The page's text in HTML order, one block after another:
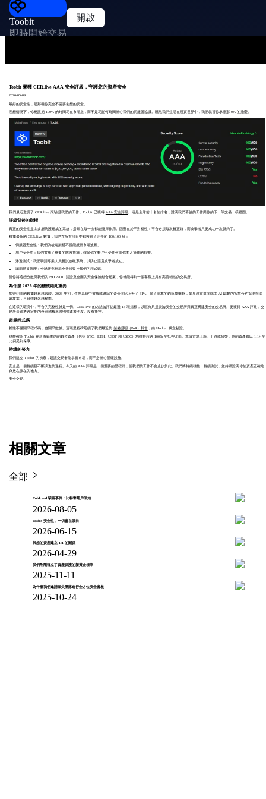
Toobit
即時開始交易
開啟
Toobit 榮獲 CER.live AAA 安全評級，守護您的資產安全
2026-05-09
最好的安全性，是那種你完全不需要去想的安全。
理想情況下，你應該把 100% 的時間花在市場上，而不是花任何時間擔心我們的伺服器協議。既然我們生活在現實世界中，我們就替你承擔那 0% 的擔憂。
我們最近邀請了 CER.live來驗證我們的工作，Toobit 已獲得 AAA 安全評級 。這是全球前十名的排名，證明我們幕後的工作與你的下一筆交易一樣穩固。
評級背後的指標
真正的安全性是由多層防護組成的系統，必須在每一次都能發揮作用。困難在於不對稱性：平台必須每次都正確，而攻擊者只要成功一次就夠了。
根據最新的 CER.live 數據，我們在所有項目中都獲得了完美的 100/100 分：
伺服器安全性：我們的後端架構不僅能抵禦市場波動。
用戶安全性：我們實施了重要的防護措施，確保你的帳戶不受任何非你本人操作的影響。
滲透測試：我們聘請專業人員嘗試攻破系統，以防止惡意攻擊者成功。
漏洞懸賞管理：全球研究社群全天候監控我們的程式碼。
當你將這些分數與我們的 ISO 27001 認證及全面的資金保險結合起來，你就能得到一個客觀上具有高度韌性的交易所。
為什麼 2026 年的稽核如此重要
加密犯罪的數據越來越嚴峻。2026 年初，生態系統中被駭或遭竊的資金同比上升了 31%。除了基本的釣魚攻擊外，業界現在還面臨由 AI 驅動的智慧合約探測與深
偽攻擊，且目標越來越精準。
在這樣的環境中，平台的完整性就是一切。CER.live 的方法論評估超過 18 項指標，以區分只是談論安全的交易所與真正構建安全的交易所。要獲得 AAA 評級，交
易所必須透過定期的外部稽核來證明營運透明度。沒有捷徑。
超越程式碼
韌性不僅關乎程式碼，也關乎數據。這項里程碑延續了我們最近的 儲備證明（PoR）報告，由 Hacken獨立驗證。
稽核確認 Toobit 在所有範圍內的數位資產（包括 BTC、ETH、USDT 和 USDC）均維持超過 100% 的抵押比率。無論市場上漲、下跌或橫盤，你的資產都以 1:1+ 的
比例受到保障。
持續的努力
我們建立 Toobit 的初衷，是讓交易者能掌握市場，而不必擔心基礎設施。
安全是一個持續且不斷演進的過程。今天的 AAA 評級是一個重要的里程碑，但我們的工作不會止步於此。我們將持續稽核、持續測試，並持續證明你的資產正確地
存放在該在的地方。
安全交易。
相關文章
全部
Coldcard 駭客事件：比特幣用戶須知
2026-08-05
Toobit 安全性，一切盡在眼前
2026-06-15
與您的資產建立 1:1 的關係
2026-04-29
我們剛剛確立了資產保護的新黃金標準
2025-11-11
為什麼我們邀請頂尖團隊進行全方位安全審核
2025-10-24